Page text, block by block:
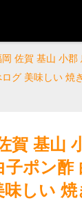
佐賀 基山 小郡
グ 美味しい 焼
賀 基山
子ポン酢
しい 焼